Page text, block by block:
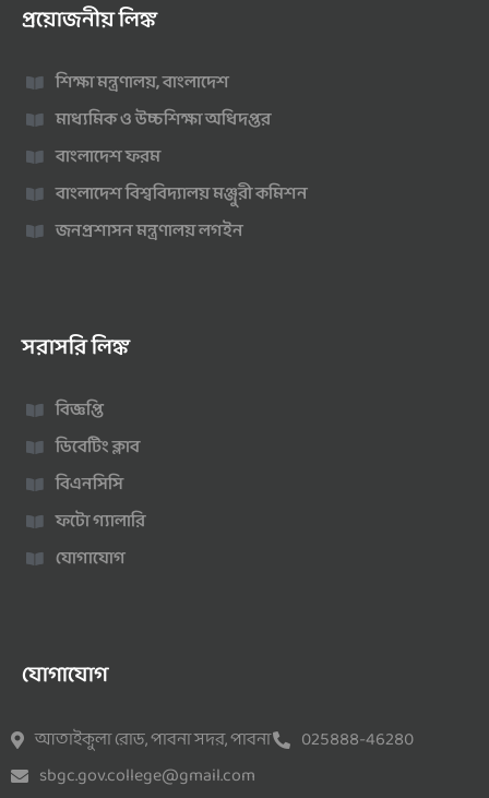
প্রয়োজনীয় লিঙ্ক
শিক্ষা মন্ত্রণালয়, বাংলাদেশ
মাধ্যমিক ও উচ্চশিক্ষা অধিদপ্তর
বাংলাদেশ ফরম
বাংলাদেশ বিশ্ববিদ্যালয় মঞ্জুরী কমিশন
জনপ্রশাসন মন্ত্রণালয় লগইন
সরাসরি লিঙ্ক
বিজ্ঞপ্তি
ডিবেটিং ক্লাব
বিএনসিসি
ফটো গ্যালারি
যোগাযোগ
যোগাযোগ
আতাইকুলা রোড, পাবনা সদর, পাবনা
025888-46280
sbgc.gov.college@gmail.com